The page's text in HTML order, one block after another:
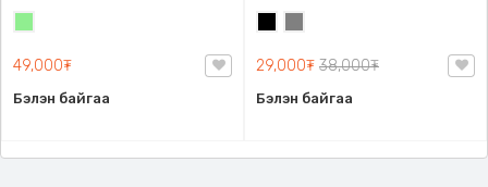
49,000₮
Бэлэн байгаа
өмд,
29,000₮ 38,000₮
Бэлэн байгаа